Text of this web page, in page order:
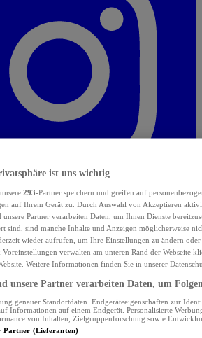
ist uns wichtig
293-Partner speichern und greifen auf
auf Ihrem Gerät zu. Durch Auswahl von Akzeptieren
unsere Partner verarbeiten Daten, um Ihnen Dienste
sind, sind manche Inhalte und Anzeigen möglicherweise
wieder aufrufen, um Ihre Einstellungen zu ändern
verwalten am unteren Rand der Webseite
Weitere Informationen finden Sie in unserer
unsere Partner verarbeiten Daten, um
genauer Standortdaten. Endgeräteeigenschaften zur
Informationen auf einem Endgerät. Personalisierte
von Inhalten, Zielgruppenforschung sowie
Partner (Lieferanten)